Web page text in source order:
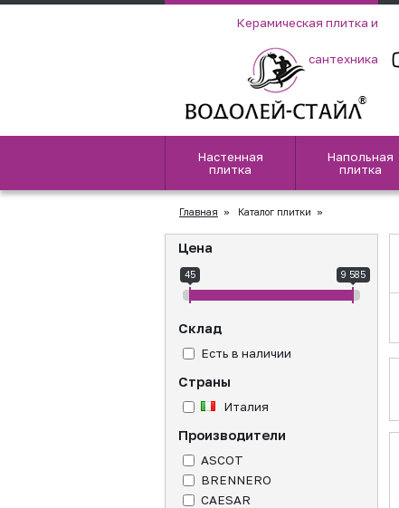
Керамическая плитка и
сантехника
Настенная
плитка
Напольная
плитка
Главная » Каталог плитки »
Цена
45 9 585
Склад
Есть в наличии
Страны
Италия
Производители
ASCOT
BRENNERO
CAESAR